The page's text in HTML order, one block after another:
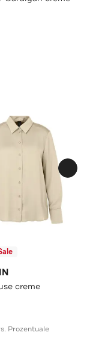
creme
Prozentuale